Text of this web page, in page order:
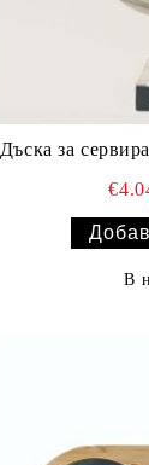
Дъска за
В